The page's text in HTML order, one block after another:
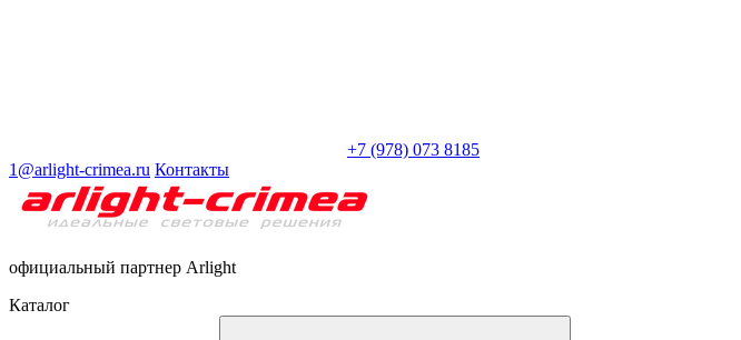
+7 (978) 073 8185
1@arlight-crimea.ru Контакты
официальный партнер Arlight
Каталог